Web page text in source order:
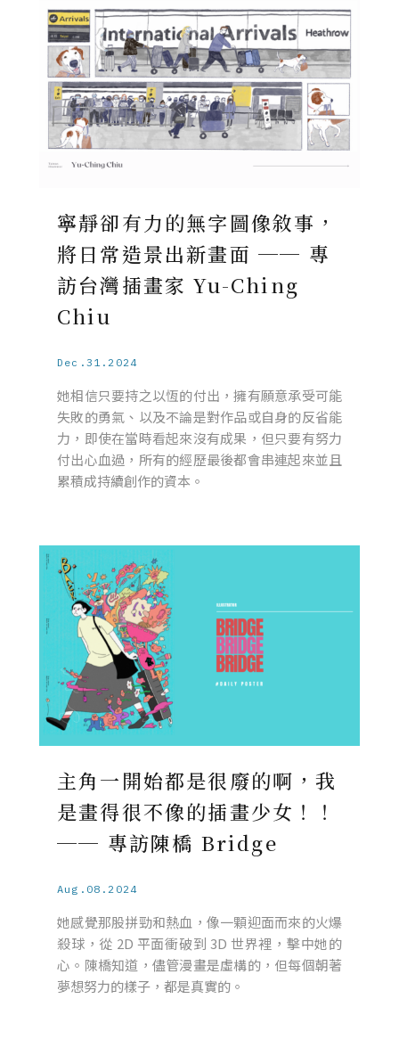
寧靜卻有力的無字圖像敘事，
將日常造景出新畫面 ── 專
訪台灣插畫家 Yu-Ching
Chiu
Dec.31.2024
她相信只要持之以恆的付出，擁有願意承受可能
失敗的勇氣、以及不論是對作品或自身的反省能
力，即使在當時看起來沒有成果，但只要有努力
付出心血過，所有的經歷最後都會串連起來並且
累積成持續創作的資本。
主角一開始都是很廢的啊，我
是畫得很不像的插畫少女！！
── 專訪陳橋 Bridge
Aug.08.2024
她感覺那股拼勁和熱血，像一顆迎面而來的火爆
殺球，從 2D 平面衝破到 3D 世界裡，擊中她的
心。陳橋知道，儘管漫畫是虛構的，但每個朝著
夢想努力的樣子，都是真實的。